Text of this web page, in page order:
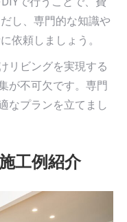
し、専門的な知識や
依頼しましょう。
リビングを実現する
が不可欠です。専門
なプランを立てまし
工例紹介